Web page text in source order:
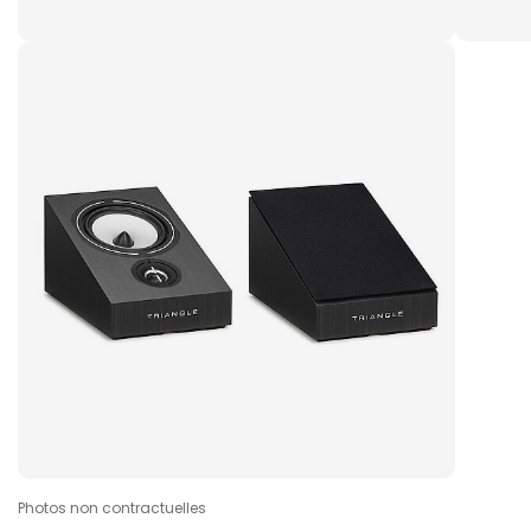
Photos non contractuelles